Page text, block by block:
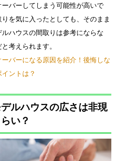
バーしてしまう可能性が高いで
を気に入ったとしても、そのまま
ハウスの間取りは参考にならな
考えられます。
バーになる原因を紹介！後悔しな
ントは？
ルハウスの広さは非現
い？